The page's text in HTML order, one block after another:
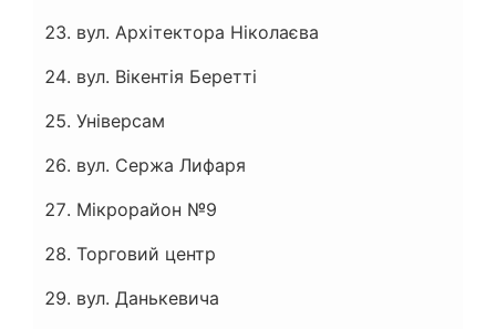
вул. Архітектора Ніколаєва
вул. Вікентія Беретті
Універсам
вул. Сержа Лифаря
Мікрорайон №9
Торговий центр
вул. Данькевича